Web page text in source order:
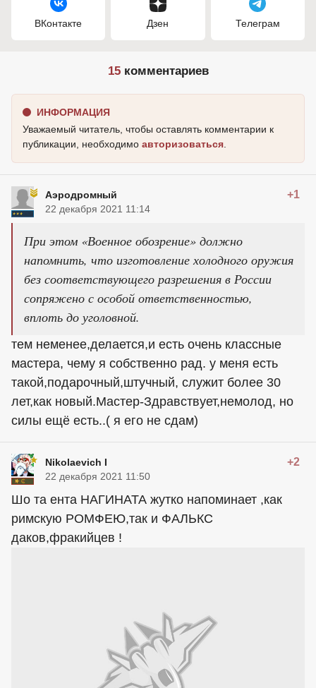
ВКонтакте Дзен Телеграм
15комментариев
ИНФОРМАЦИЯ
Уважаемый читатель, чтобы оставлять комментарии к
публикации, необходимо авторизоваться
Аэродромный +1
22 декабря 2021 11:14
При этом «Военное обозрение» должно
напомнить, что изготовление холодного оружия
без соответствующего разрешения в России
сопряжено с особой ответственностью,
вплоть до уголовной.
тем неменее,делается,и есть очень классные
мастера, чему я собственно рад. у меня есть
такой,подарочный,штучный, служит более 30
лет,как новый.Мастер-Здравствует,немолод, но
силы ещё есть..( я его не сдам)
Nikolaevich I +2
22 декабря 2021 11:50
Шо та ента НАГИНАТА жутко напоминает ,как
римскую РОМФЕЮ,так и ФАЛЬКС
даков,фракийцев !